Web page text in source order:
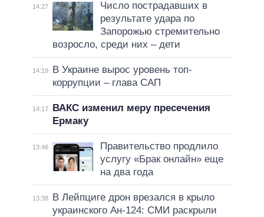
14:27
Число пострадавших в
результате удара по
Запорожью стремительно
возросло, среди них – дети
14:19
В Украине вырос уровень топ-
коррупции – глава САП
14:17
ВАКС изменил меру пресечения
Ермаку
13:46
Правительство продлило
услугу «Брак онлайн» еще
на два года
13:38
В Лейпциге дрон врезался в крыло
украинского Ан-124: СМИ раскрыли